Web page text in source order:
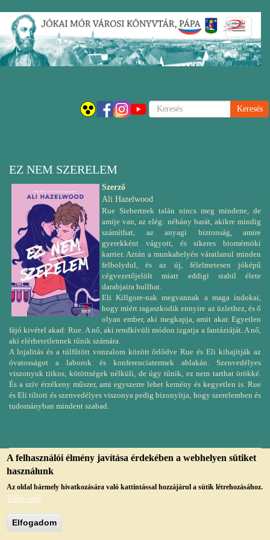
Ugrás
tartalomra
Keresés
EZ NEM SZERELEM
Szerző
Ali Hazelwood
Rue Siebertnek talán nincs meg mindene, de
amije van, az elég: néhány barát, akikre mindig
számíthat, az anyagi biztonság, amire
gyerekként vágyott, és sikeres biomérnöki
karrier. Aztán a munkahelyén váratlanul minden
felbolydul, és az új, félelmetesen jóképű
cégvezetőjelölt miatt eddigi stabil élete
darabjaira hullhat.
Eli Killgore-nak megvannak a maga indokai,
hogy miért ragaszkodik ennyire az üzlethez, és ő
olyan ember, aki megkapja, amit akar. Egyetlen
fájó kivétel akad: Rue. A nő, aki rendkívüli módon izgatja a fantáziáját. A nő,
aki elérhetetlennek tűnik számára.
A lojalitás és a túlfűtött vonzalom között őrlődve Rue és Eli kihajítják az
óvatosságot a laborok és konferenciatermek ablakán. Szenvedélyes
viszonyuk titkos, kötöttségek nélküli, de úgy tűnik, ez nem tarthat örökké.
És a szív érzékeny műszer, ami egyszerre lehet kemény és kegyetlen is. Rue
és Eli tiltott és szenvedélyes viszonya pedig bizonyítja, hogy szerelemben és
tudományban mindent szabad.
© Copyright, 2019, jmvk.papa.hu
A felhasználói élmény javítása érdekében a webhelyen sütiket
használunk
Az oldal bármely hivatkozására való kattintással hozzájárul a sütik létrehozásához.
Több infó
Elfogadom